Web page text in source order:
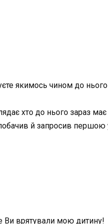
якимось чином до
хто до нього зараз
й запросив першою
Ви врятували мою дитину!